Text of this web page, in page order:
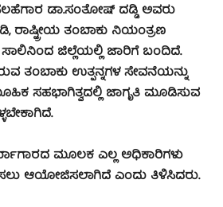
ಡಾ.ಸಂತೋಷ್ ದಡ್ಡಿ ಅವರು
ರಾಷ್ಟ್ರೀಯ ತಂಬಾಕು ನಿಯಂತ್ರಣ
ಸಾಲಿನಿಂದ ಜಿಲ್ಲೆಯಲ್ಲಿ ಜಾರಿಗೆ ಬಂದಿದೆ.
ತಂಬಾಕು ಉತ್ಪನ್ನಗಳ ಸೇವನೆಯನ್ನು
ಸಹಭಾಗಿತ್ವದಲ್ಲಿ ಜಾಗೃತಿ ಮೂಡಿಸುವ
ಮೂಲಕ ಎಲ್ಲ ಅಧಿಕಾರಿಗಳು
ಆಯೋಜಿಸಲಾಗಿದೆ ಎಂದು ತಿಳಿಸಿದರು.